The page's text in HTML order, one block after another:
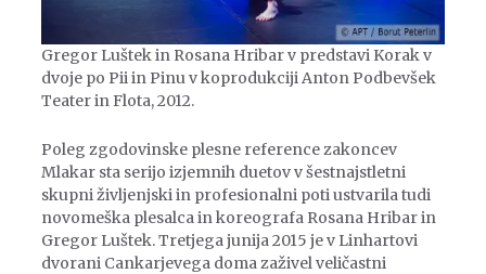
Gregor Luštek in Rosana Hribar v predstavi Korak v
dvoje po Pii in Pinu v koprodukciji Anton Podbevšek
Teater in Flota, 2012.
Poleg zgodovinske plesne reference zakoncev
Mlakar sta serijo izjemnih duetov v šestnajstletni
skupni življenjski in profesionalni poti ustvarila tudi
novomeška plesalca in koreografa Rosana Hribar in
Gregor Luštek. Tretjega junija 2015 je v Linhartovi
dvorani Cankarjevega doma zaživel veličastni